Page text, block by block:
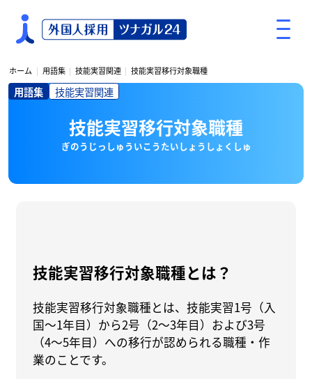
ホーム 用語集 技能実習関連 技能実習移行対象職種
用語集 技能実習関連
技能実習移行対象職種
ぎのうじっしゅういこうたいしょうしょくしゅ
技能実習移行対象職種とは？
技能実習移行対象職種とは、技能実習1号（入
国〜1年目）から2号（2〜3年目）および3号
（4〜5年目）への移行が認められる職種・作
業のことです。